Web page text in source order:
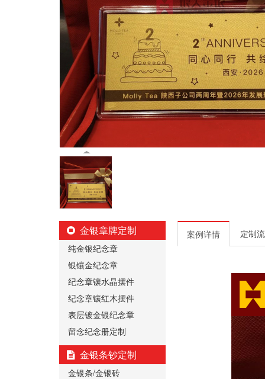
金银章牌定制
纯金银纪念章
银镶金纪念章
纪念章镶水晶摆件
纪念章镶红木摆件
表层镀金银纪念章
留念纪念册定制
金银条钞定制
金银条/金银砖
案例详情 定制